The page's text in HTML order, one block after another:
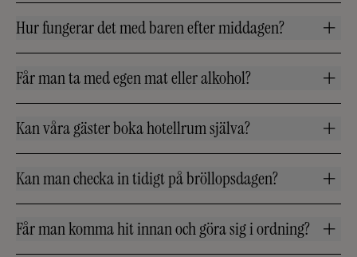
Hur fungerar det med baren efter middagen?
Får man ta med egen mat eller alkohol?
Kan våra gäster boka hotellrum själva?
Kan man checka in tidigt på bröllopsdagen?
Får man komma hit innan och göra sig i ordning?